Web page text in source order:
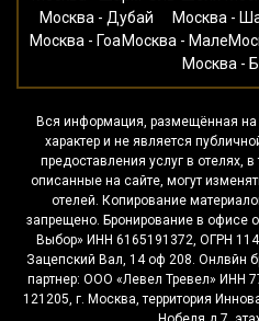
Москва - Дубай
Москва -
Москва - ГоаМосква - Мале
Москва -
Вся информация, размещённая
характер и не является
предоставления услуг в отелях,
описанные на сайте, могут
отелей. Копирование
запрещено. Бронирование в офисе
Выбор» ИНН 6165191372, ОГРН
Зацепский Вал, 14 оф 208. Онлвйн
партнер: ООО «Левел Тревел» ИНН
121205, г. Москва, территория